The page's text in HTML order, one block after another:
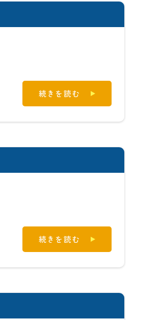
続きを読む
続きを読む